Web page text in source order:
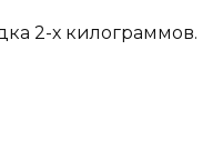
2-х килограммов.